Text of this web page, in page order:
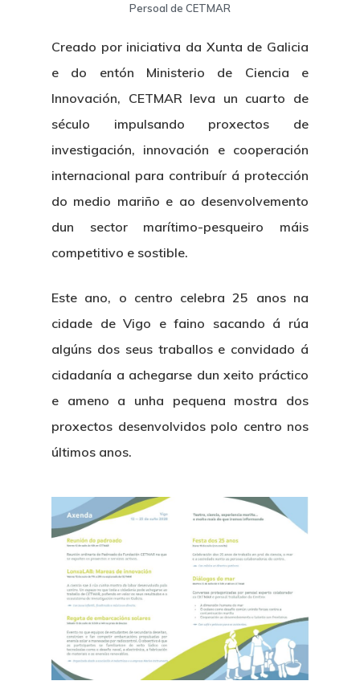
Persoal de CETMAR
Creado por iniciativa da Xunta de Galicia
e do entón Ministerio de Ciencia e
Innovación, CETMAR leva un cuarto de
século impulsando proxectos de
investigación, innovación e cooperación
internacional para contribuír á protección
do medio mariño e ao desenvolvemento
dun sector marítimo-pesqueiro máis
competitivo e sostible.
Este ano, o centro celebra 25 anos na
cidade de Vigo e faino sacando á rúa
algúns dos seus traballos e convidado á
cidadanía a achegarse dun xeito práctico
e ameno a unha pequena mostra dos
proxectos desenvolvidos polo centro nos
últimos anos.